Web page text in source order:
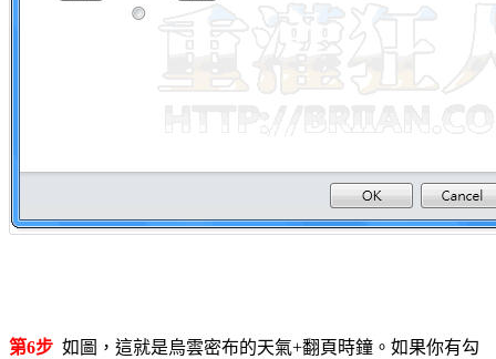
第6步 如圖，這就是烏雲密布的天氣+翻頁時鐘。如果你有勾